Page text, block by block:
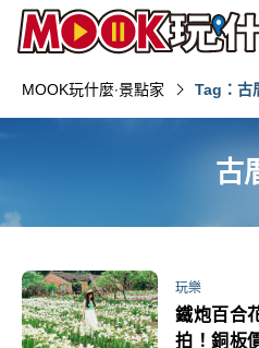
MOOK玩什麼‧景點家 Tag：古
古
玩樂
鐵炮百合
拍！銅板